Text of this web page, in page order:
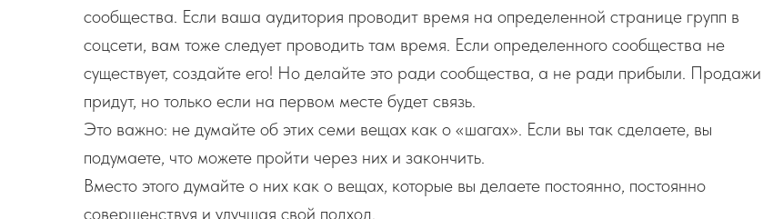
сообщества. Если ваша аудитория проводит время на определенной странице групп в
соцсети, вам тоже следует проводить там время. Если определенного сообщества не
существует, создайте его! Но делайте это ради сообщества, а не ради прибыли. Продажи
придут, но только если на первом месте будет связь.
Это важно: не думайте об этих семи вещах как о «шагах». Если вы так сделаете, вы
подумаете, что можете пройти через них и закончить.
Вместо этого думайте о них как о вещах, которые вы делаете постоянно, постоянно
совершенствуя и улучшая свой подход.